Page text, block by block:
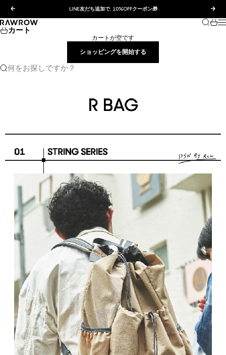
前へ LINE友だち追加で, 10%OFFクーポン🎁
次へ
RAWROW JAPAN
検索カー
カート
カートが空です
ショッピングを開始する
何をお探しですか？